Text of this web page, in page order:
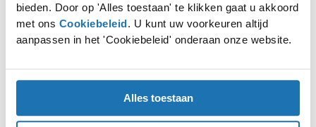
bieden. Door op 'Alles toestaan' te klikken gaat u akkoord
met ons Cookiebeleid. U kunt uw voorkeuren altijd
aanpassen in het 'Cookiebeleid' onderaan onze website.
Alles toestaan
Application error: aclient-side exception has occurred while
loadingwww.autohoogenboom.nl (see the browser console
more information).